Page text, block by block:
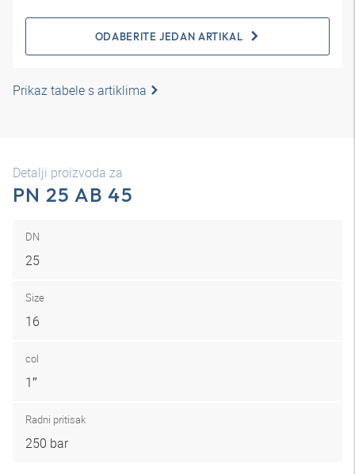
ODABERITE JEDAN ARTIKAL
Prikaz tabele s artiklima
Detalji proizvoda za
PN 25 AB 45
DN
25
Size
16
col
1″
Radni pritisak
250 bar